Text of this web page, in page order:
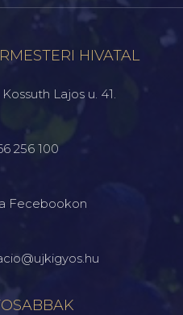
HIVATAL
Lajos u. 41.
256 100
Fecebookon